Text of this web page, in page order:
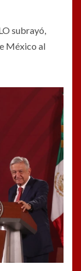
subrayó,
México al